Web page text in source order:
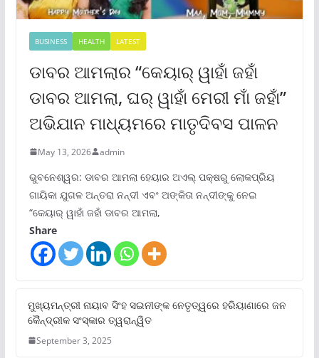
BUSINESS HEALTH LATEST
ଡାବର ଆମଲାର “କେୟାର୍ ୱାହାଁ ଜହାଁ
ଡାବର ଆମଲା, ଘର୍ ୱାହାଁ ମେରୀ ମାଁ ଜହାଁ”
ଅଭିଯାନ ମାଧ୍ୟମରେ ମାତୃଦିବସ ପାଳନ
May 13, 2026 admin
ଭୁବନେଶ୍ୱର: ଡାବର ଆମଲା ହେୟାର ଅଏଲ୍ ପକ୍ଷରୁ ଲୋକପ୍ରିୟ
ଗାୟିକା ଯୁଗଳ ଅନ୍ତରା ନନ୍ଦୀ ଏବଂ ଅଙ୍କିତା ନନ୍ଦୀଙ୍କୁ ନେଇ
“କେୟାର୍ ୱାହାଁ ଜହାଁ ଡାବର ଆମଲା,
Share
ମୁଖ୍ୟମନ୍ତ୍ରୀ ନାୟାବ ସିଂହ ସଇନୀଙ୍କ ନେତୃତ୍ୱରେ ହରିୟାଣାରେ ଜନ
କୈନ୍ଦ୍ରୀକ ସଂସ୍କାର ତ୍ୱରାନ୍ୱିତ
September 3, 2025